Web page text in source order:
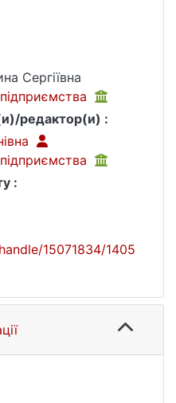
Сергіївна
редактор(и) :
:
15071834/1405